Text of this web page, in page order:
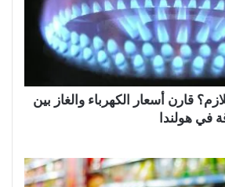
قارن أسعار الكهرباء والغاز بين
في هولندا